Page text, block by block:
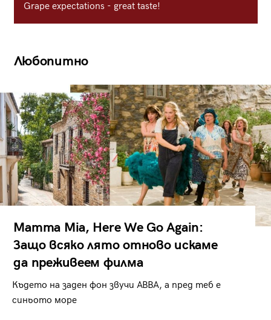
Grape expectations - great taste!
Любопитно
Mamma Mia, Here We Go Again:
Защо всяко лято отново искаме
да преживеем филма
Където на заден фон звучи ABBA, а пред теб е
синьото море